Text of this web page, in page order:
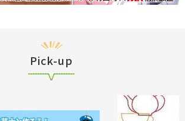
Pick-up